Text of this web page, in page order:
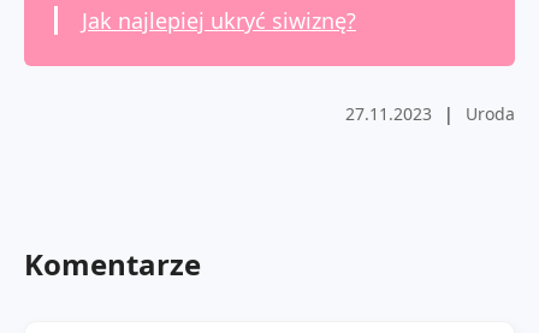
Jak najlepiej ukryć siwiznę?
27.11.2023 | Uroda
Komentarze